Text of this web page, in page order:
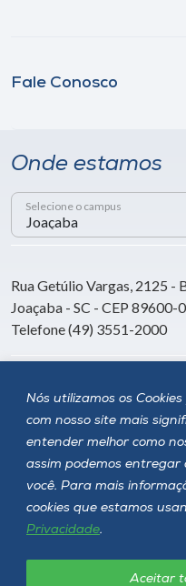
Nós utilizamos os
com nosso site mais
entender melhor como
assim podemos
você. Para mais
cookies que estamos
Privacidade.
Aceitar
Fale Conosco
Onde estamos
Selecione o campus
Rua Getúlio Vargas, 2125 -
Joaçaba - SC - CEP 89600-
Telefone (49) 3551-2000
Siga a Unoesc